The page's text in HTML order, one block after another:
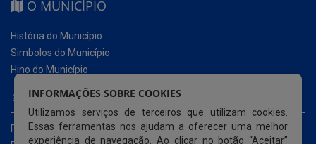
O MUNICÍPIO
História do Município
Simbolos do Município
Hino do Município
NOSSOS SERVIÇOS
Portal da Transparência
INFORMAÇÕES SOBRE COOKIES
Utilizamos serviços de terceiros que utilizam cookies.
Essas ferramentas nos ajudam a oferecer uma melhor
experiência de navegação. Ao clicar no botão “Aceitar”